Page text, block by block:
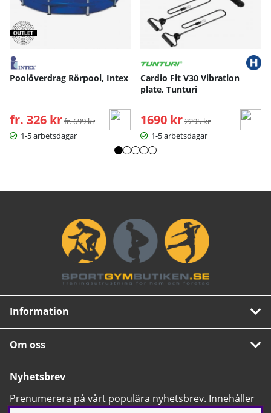
Poolöverdrag Rörpool, Intex
fr. 326 kr Ordinarie pris:
fr. 699 kr
1-5 arbetsdagar
Cardio Fit V30 Vibration
plate, Tunturi
1690 kr Ordinarie pris:
2295 kr
1-5 arbetsdagar
Information
Om oss
Nyhetsbrev
Prenumerera på vårt populära nyhetsbrev. Innehåller